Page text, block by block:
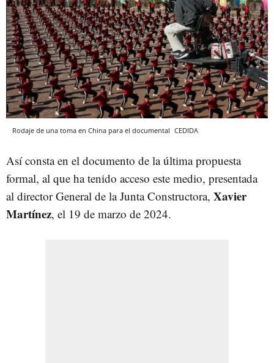
Rodaje de una toma en China para el documental CEDIDA
Así consta en el documento de la última propuesta
formal, al que ha tenido acceso este medio, presentada
al director General de la Junta Constructora, Xavier
Martínez, el 19 de marzo de 2024.